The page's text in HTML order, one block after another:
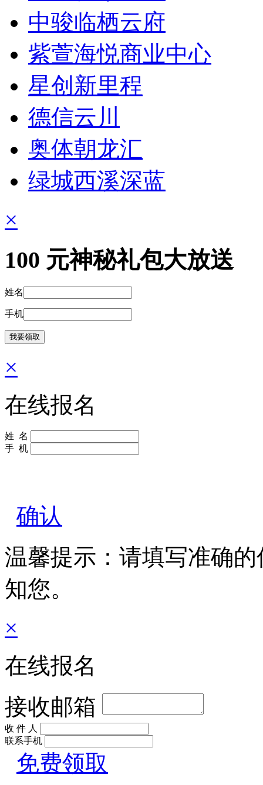
中骏临栖云府
紫萱海悦商业中心
星创新里程
德信云川
奥体朝龙汇
绿城西溪深蓝
×
100 元神秘礼包大放送
姓名
手机
×
在线报名
姓 名
手 机
确认
温馨提示：请填写准确
知您。
×
在线报名
接收邮箱
收 件 人
联系手机
免费领取